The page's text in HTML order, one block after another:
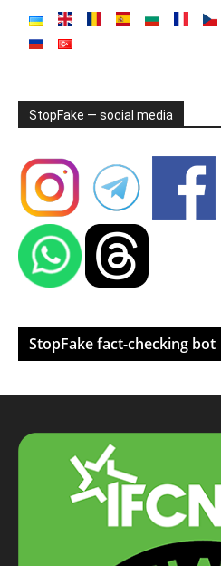
StopFake — social media
StopFake fact-checking bot